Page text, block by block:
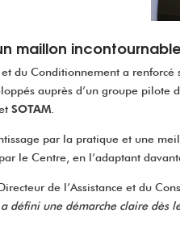
maillon
du Conditionnement a
auprès d’un groupe pilote
SOTAM
par la pratique et une
le Centre, en l’adaptant
de l’Assistance et du
défini une démarche claire dès